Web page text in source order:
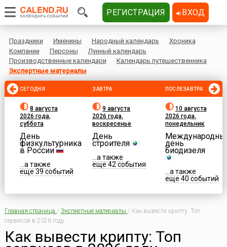
Праздники Именины Народный календарь
Хроника
Компании
Персоны
Лунный календарь
Производственные календари
Календарь путешественника
Экспертные материалы
СЕГОДНЯ
8 августа
2026 года,
суббота
День
физкультурника
в России
...а также
еще 39 событий
ЗАВТРА
9 августа
2026 года,
воскресенье
День
строителя
...а также
еще 42 события
ПОСЛЕЗАВТРА
10 августа
2026 года,
понедельник
день
биодизеля
...а также
еще 40 событий
Главная страница / Экспертные материалы / Как вывести крипту: Топ
сервисов в 2026 году
Как вывести крипту: Топ
РЕГИСТРАЦИЯ ВХОД